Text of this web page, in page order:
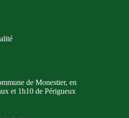
de Monestier, en
et 1h10 de Périgueux